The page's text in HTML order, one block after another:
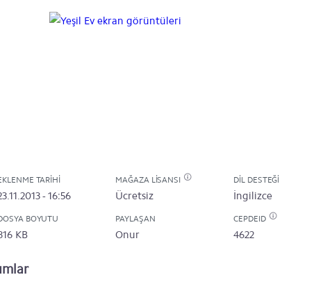
TARIHI
- 16:56
MAĞAZA LISANSI
Ücretsiz
DIL DESTEĞI
İngilizce
BOYUTU
KB
PAYLAŞAN
Onur
CEPDEID
4622